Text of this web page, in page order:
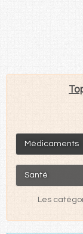
Médicaments
Santé
Les